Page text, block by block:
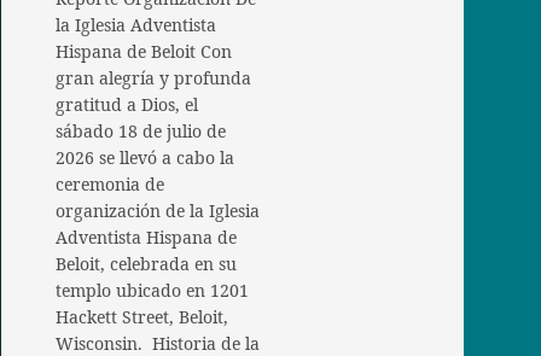
la Iglesia Adventista
Hispana de Beloit Con
gran alegría y profunda
gratitud a Dios, el
sábado 18 de julio de
2026 se llevó a cabo la
ceremonia de
organización de la Iglesia
Adventista Hispana de
Beloit, celebrada en su
templo ubicado en 1201
Hackett Street, Beloit,
Wisconsin. Historia de la